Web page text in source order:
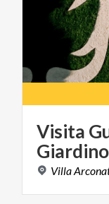
Visita
Giardino
Villa